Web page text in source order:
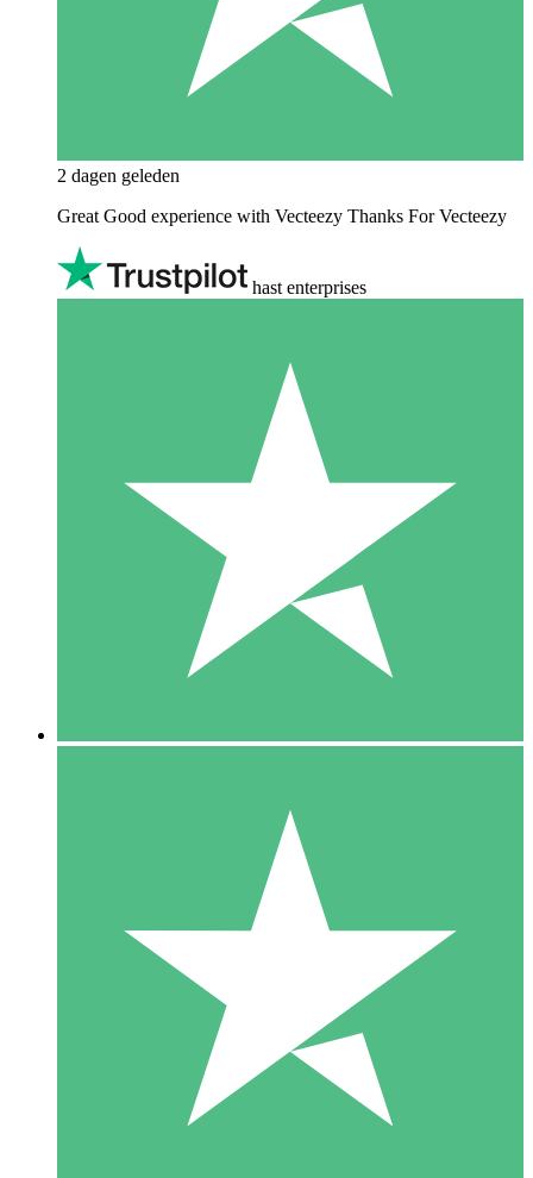
2 dagen geleden
Great Good experience with Vecteezy Thanks For Vecteezy
hast enterprises